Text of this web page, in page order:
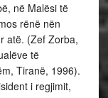
në Malësi të
rënë nën
atë. (Zef Zorba,
të
Tiranë, 1996).
i regjimit,